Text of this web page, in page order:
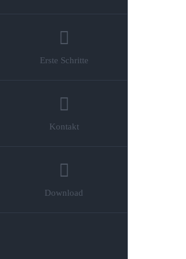
Erste Schritte
Kontakt
Download